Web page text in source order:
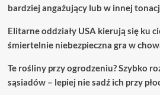
bardziej angażujący lub w innej
Elitarne oddziały USA kierują się ku
śmiertelnie niebezpieczna gra w
Te rośliny przy ogrodzeniu? Szybko
sąsiadów – lepiej nie sadź ich przy